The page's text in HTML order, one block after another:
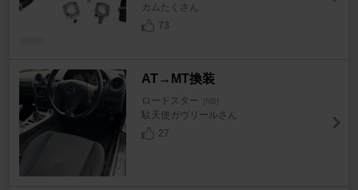
カムたくさん
73
AT→MT換装
ロードスター [NB]
駄天使ガヴリールさん
27